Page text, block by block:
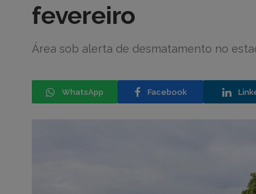
fevereiro
Área sob alerta de desmatamento no
WhatsApp Facebook